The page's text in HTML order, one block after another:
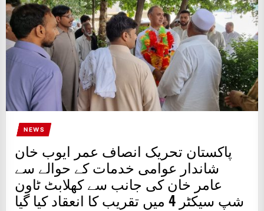
NEWS
پاکستان تحریک انصاف عمر ایوب خان
شاندار عوامی خدمات کے حوالے سے
عامر خان کی جانب سے کھلابٹ ٹاون
شپ سیکٹر 4 میں تقریب کا انعقاد کیا گیا